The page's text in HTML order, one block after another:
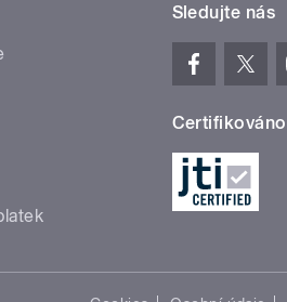
Sledujte nás
Certifikováno